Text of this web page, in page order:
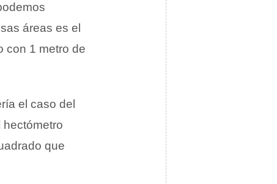
áreas es el
con 1 metro de
el caso del
hectómetro
que